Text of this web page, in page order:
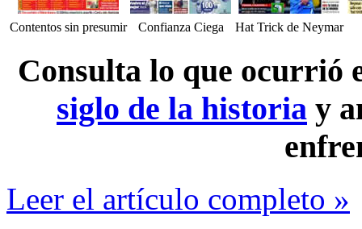
Contentos sin presumir Confianza Ciega Hat Trick de Neymar
Consulta lo que ocurrió
siglo de la historia y
Leer el artículo completo »